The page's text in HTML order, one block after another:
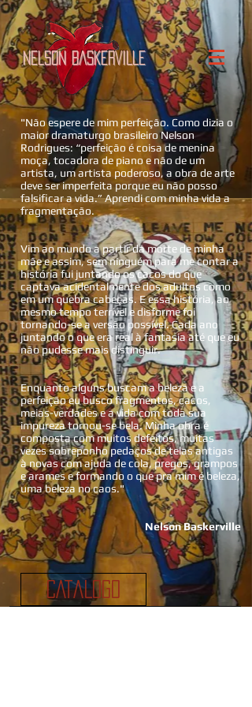
NELSON BASKERVILLE
"Não espere de mim perfeição. Como dizia o
maior dramaturgo brasileiro Nelson
Rodrigues: “perfeição é coisa de menina
moça, tocadora de piano e não de um
artista, um artista poderoso, a obra de arte
deve ser imperfeita porque eu não posso
falsificar a vida.” Aprendi com minha vida a
fragmentação.
Vim ao mundo a partir da morte de minha
mãe e assim, sem ninguém para me contar a
história fui juntando os cacos do que
captava acidentalmente dos adultos como
em um quebra cabeças. E essa história, ao
mesmo tempo terrível e disforme foi
tornando-se a versão possível. Cada ano
juntando o que era real à fantasia até que eu
não pudesse mais distinguir.
Enquanto alguns buscam a beleza e a
perfeição eu busco fragmentos, cacos,
meias-verdades e a vida com toda sua
impureza tornou-se bela. Minha obra é
composta com muitos defeitos, muitas
vezes sobreponho pedaços de telas antigas
à novas com ajuda de cola, pregos, grampos
e arames e formando o que pra mim é beleza,
uma beleza no caos."
Nelson Baskerville
CATÁLOGO